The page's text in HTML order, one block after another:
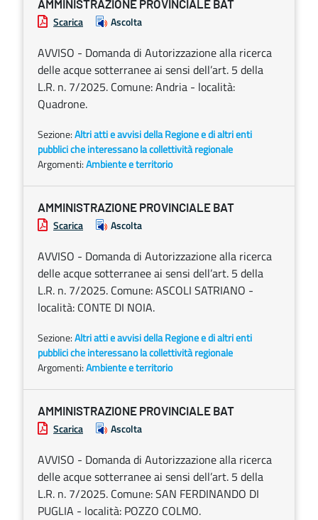
AMMINISTRAZIONE PROVINCIALE BAT
Scarica Ascolta
AVVISO - Domanda di Autorizzazione alla ricerca
delle acque sotterranee ai sensi dell’art. 5 della
L.R. n. 7/2025. Comune: Andria - località:
Quadrone.
Sezione:Altri atti e avvisi della Regione e di altri enti
pubblici che interessano la collettività regionale
Argomenti:Ambiente e territorio
AMMINISTRAZIONE PROVINCIALE BAT
Scarica Ascolta
AVVISO - Domanda di Autorizzazione alla ricerca
delle acque sotterranee ai sensi dell’art. 5 della
L.R. n. 7/2025. Comune: ASCOLI SATRIANO -
località: CONTE DI NOIA.
Sezione:Altri atti e avvisi della Regione e di altri enti
pubblici che interessano la collettività regionale
Argomenti:Ambiente e territorio
AMMINISTRAZIONE PROVINCIALE BAT
Scarica Ascolta
AVVISO - Domanda di Autorizzazione alla ricerca
delle acque sotterranee ai sensi dell’art. 5 della
L.R. n. 7/2025. Comune: SAN FERDINANDO DI
PUGLIA - località: POZZO COLMO.